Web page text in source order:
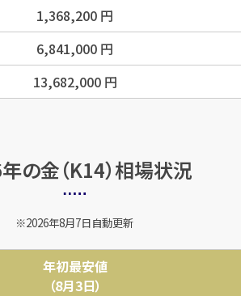
1,368,200 円
6,841,000 円
13,682,000 円
の金（K14）相場状況
2026年8月7日自動更新
年初最安値
（8月3日）